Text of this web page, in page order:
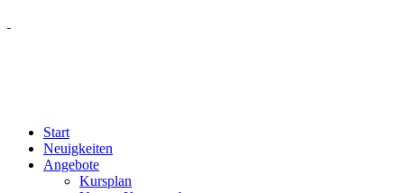
Start
Neuigkeiten
Angebote
Kursplan